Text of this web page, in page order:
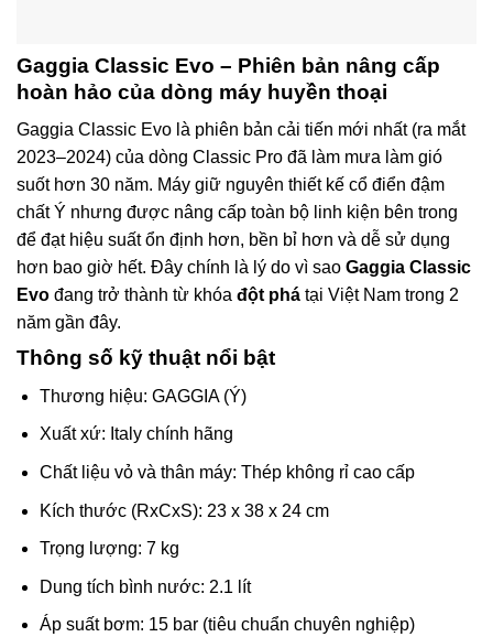
Gaggia Classic Evo – Phiên bản nâng cấp
hoàn hảo của dòng máy huyền thoại
Gaggia Classic Evo là phiên bản cải tiến mới nhất (ra mắt
2023–2024) của dòng Classic Pro đã làm mưa làm gió
suốt hơn 30 năm. Máy giữ nguyên thiết kế cổ điển đậm
chất Ý nhưng được nâng cấp toàn bộ linh kiện bên trong
để đạt hiệu suất ổn định hơn, bền bỉ hơn và dễ sử dụng
hơn bao giờ hết. Đây chính là lý do vì sao Gaggia Classic
Evo đang trở thành từ khóa đột phá tại Việt Nam trong 2
năm gần đây.
Thông số kỹ thuật nổi bật
Thương hiệu: GAGGIA (Ý)
Xuất xứ: Italy chính hãng
Chất liệu vỏ và thân máy: Thép không rỉ cao cấp
Kích thước (RxCxS): 23 x 38 x 24 cm
Trọng lượng: 7 kg
Dung tích bình nước: 2.1 lít
Áp suất bơm: 15 bar (tiêu chuẩn chuyên nghiệp)